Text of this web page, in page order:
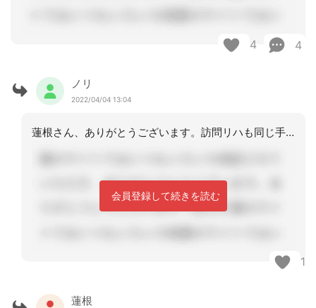
4 4
ノリ
2022/04/04 13:04
蓮根さん、ありがとうございます。訪問リハも同じ手順でよろしいでしょうかは
会員登録して続きを読む
1
蓮根